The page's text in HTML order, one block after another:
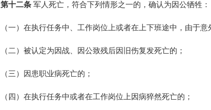
第十二条 军人死亡，符合下列情形之一的，确认为因公牺牲：
（一）在执行任务中、工作岗位上或者在上下班途中，由于意
（二）被认定为因战、因公致残后因旧伤复发死亡的；
（三）因患职业病死亡的；
（四）在执行任务中或者在工作岗位上因病猝然死亡的；